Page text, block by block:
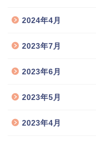
2024年4月
2023年7月
2023年6月
2023年5月
2023年4月